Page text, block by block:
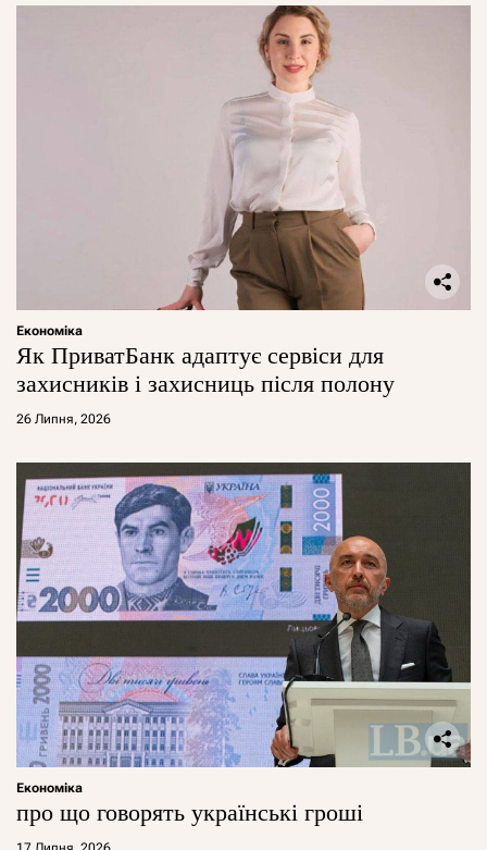
Економіка
Як ПриватБанк адаптує сервіси для
захисників і захисниць після полону
26 Липня, 2026
Економіка
про що говорять українські гроші